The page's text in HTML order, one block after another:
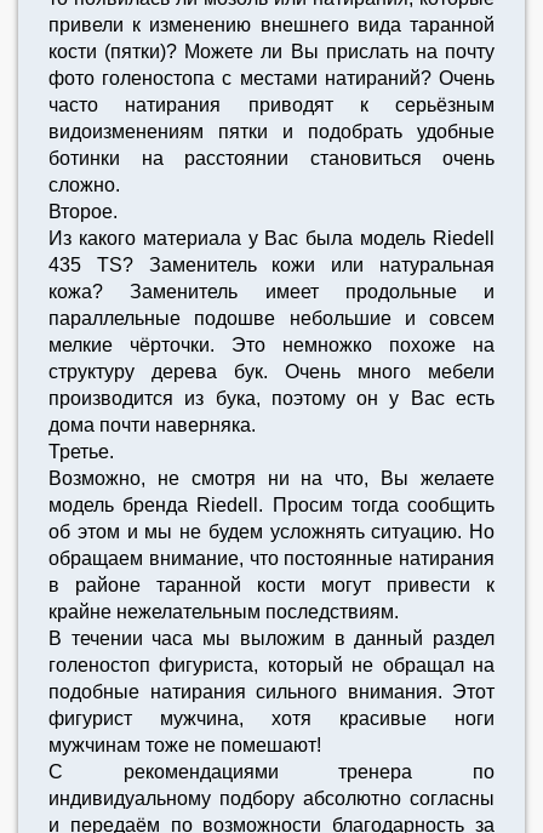
привели к изменению внешнего вида таранной
кости (пятки)? Можете ли Вы прислать на почту
фото голеностопа с местами натираний? Очень
часто натирания приводят к серьёзным
видоизменениям пятки и подобрать удобные
ботинки на расстоянии становиться очень
сложно.
Второе.
Из какого материала у Вас была модель Riedell
435 TS? Заменитель кожи или натуральная
кожа? Заменитель имеет продольные и
параллельные подошве небольшие и совсем
мелкие чёрточки. Это немножко похоже на
структуру дерева бук. Очень много мебели
производится из бука, поэтому он у Вас есть
дома почти наверняка.
Третье.
Возможно, не смотря ни на что, Вы желаете
модель бренда Riedell. Просим тогда сообщить
об этом и мы не будем усложнять ситуацию. Но
обращаем внимание, что постоянные натирания
в районе таранной кости могут привести к
крайне нежелательным последствиям.
В течении часа мы выложим в данный раздел
голеностоп фигуриста, который не обращал на
подобные натирания сильного внимания. Этот
фигурист мужчина, хотя красивые ноги
мужчинам тоже не помешают!
С рекомендациями тренера по
индивидуальному подбору абсолютно согласны
и передаём по возможности благодарность за